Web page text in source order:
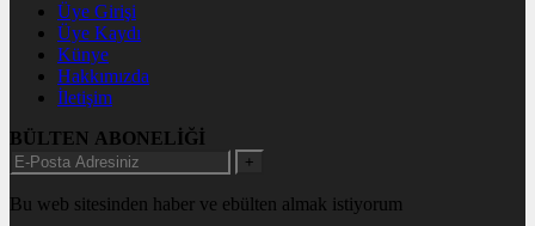
Üye Girişi
Üye Kaydı
Künye
Hakkımızda
İletişim
BÜLTEN ABONELİĞİ
+
Bu web sitesinden haber ve ebülten almak istiyorum